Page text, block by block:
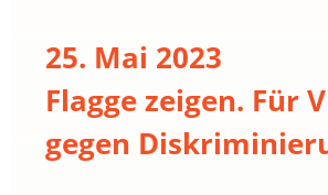
25. Mai 2023
Flagge zeigen. Für
gegen